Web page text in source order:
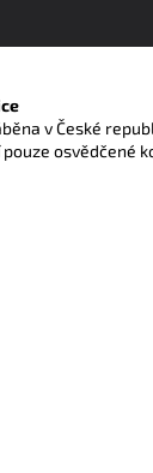
v České
osvědčené